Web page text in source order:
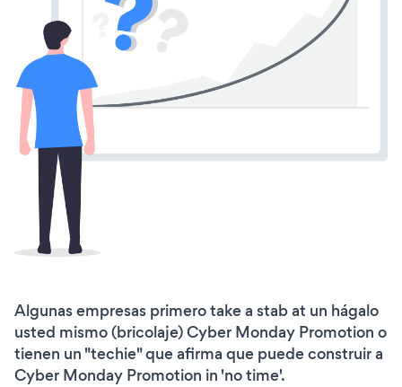
Algunas empresas primero take a stab at un hágalo
usted mismo (bricolaje) Cyber Monday Promotion o
tienen un "techie" que afirma que puede construir a
Cyber Monday Promotion in 'no time'.